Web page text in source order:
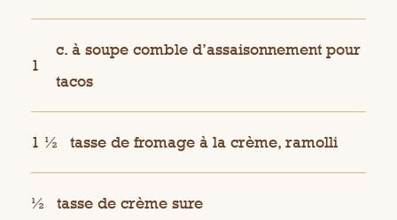
1
c. à soupe comble d’assaisonnement pour
tacos
1 ½ tasse de fromage à la crème, ramolli
½ tasse de crème sure